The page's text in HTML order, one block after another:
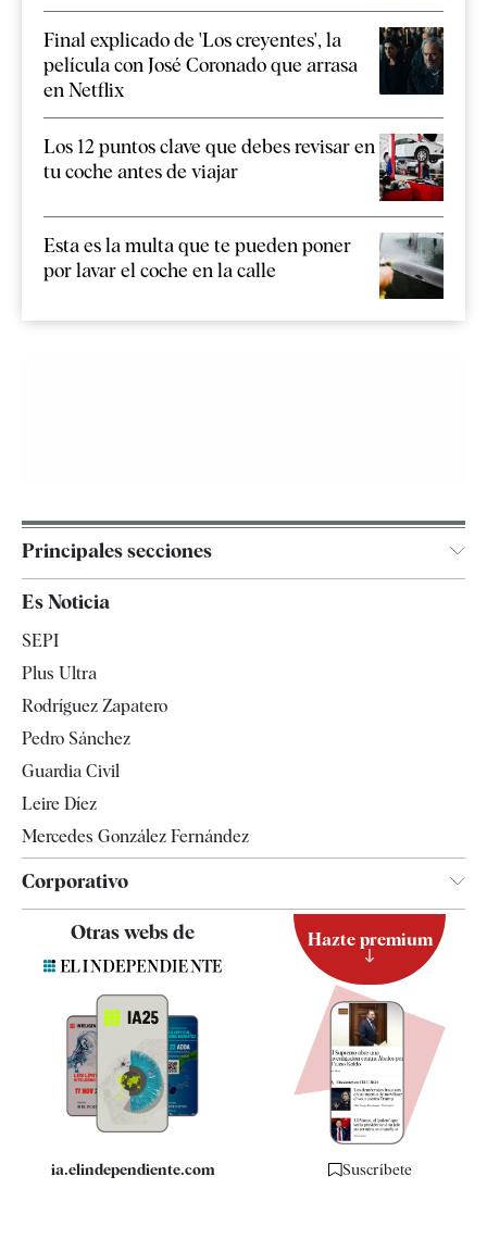
Final explicado de 'Los creyentes', la
película con José Coronado que arrasa
en Netflix
Los 12 puntos clave que debes revisar en
tu coche antes de viajar
Esta es la multa que te pueden poner
por lavar el coche en la calle
Principales secciones
España
Televisión
Es Noticia
SEPI
Plus Ultra
Rodríguez Zapatero
Pedro Sánchez
Guardia Civil
Leire Díez
Mercedes González Fernández
Corporativo
Contacto
Quiénes somos
Especificaciones
Otras webs de
ia.elindependiente.com
Hazte premium
Suscríbete